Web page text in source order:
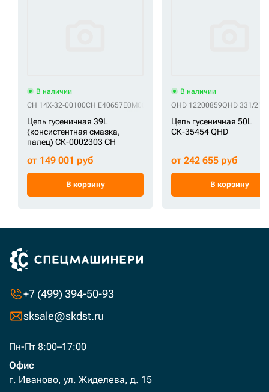
В наличии
CH 14X-32-00100CH E40657E0M00039 CH VE4065E739
Цепь гусеничная 39L
(консистентная смазка,
палец) СК-0002303 CH
от 149 001 руб
В корзину
В наличии
QHD 12200859QHD 331/
Цепь гусеничная 50L
СК-35454 QHD
от 242 655 руб
В корзину
+7 (499) 394-50-93
sksale@skdst.ru
Пн-Пт 8:00–17:00
Офис
г. Иваново, ул. Жиделева, д. 15